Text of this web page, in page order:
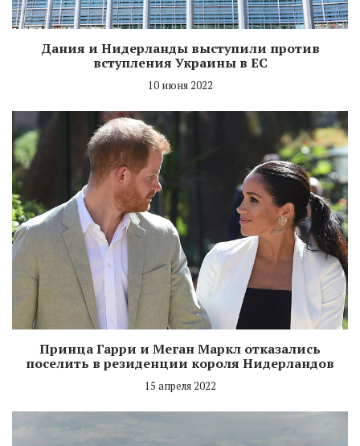
Дания и Нидерланды выступили против
вступления Украины в ЕС
10 июня 2022
Принца Гарри и Меган Маркл отказались
поселить в резиденции короля Нидерландов
15 апреля 2022